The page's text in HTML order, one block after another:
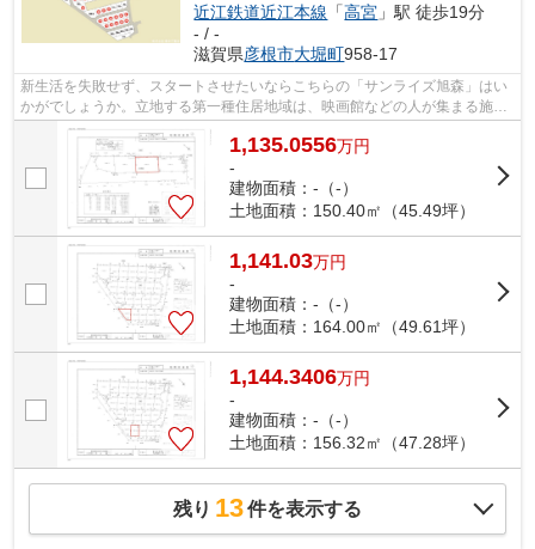
近江鉄道近江本線 「高宮 」駅 徒歩19分
- / -
滋賀県彦根市大堀町958-17
新生活を失敗せず、スタートさせたいならこちらの「サンライズ旭森」はい
かがでしょうか。立地する第一種住居地域は、映画館などの人が集まる施設
や大規模の工場などの建築が禁止され...
1,135.0556万円
-
建物面積：-（-）
土地面積：150.40㎡（45.49坪）
1,141.03万円
-
建物面積：-（-）
土地面積：164.00㎡（49.61坪）
1,144.3406万円
-
建物面積：-（-）
土地面積：156.32㎡（47.28坪）
残り 13件を表示する